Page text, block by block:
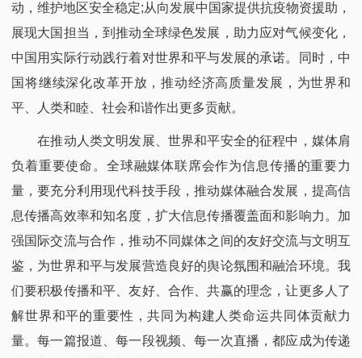
动，维护地区安全稳定;从向发展中国家提供抗疫物资援助，
展现大国担当，到推动全球绿色发展，助力应对气候变化，
中国用实际行动践行着对世界和平与发展的承诺。同时，中
国将继续深化改革开放，推动经济高质量发展，为世界和
平、人类和睦、社会和谐作出更多贡献。​
在推动人类文明发展、世界和平安全的征程中，媒体肩
负着重要使命。全球融媒体联席会作为信息传播的重要力
量，要充分利用现代科技手段，推动媒体融合发展，提高信
息传播高效率和知名度，扩大信息传播覆盖面和影响力。加
强国际交流与合作，推动不同媒体之间的友好交流与文明互
鉴，为世界和平与发展营造良好的舆论氛围和融洽环境。我
们要积极传播和平、友好、合作、共赢的理念，让更多人了
解世界和平的重要性，共同为构建人类命运共同体贡献力
量。每一篇报道、每一段视频、每一次直播，都应成为传递